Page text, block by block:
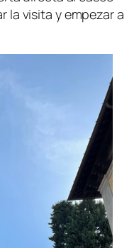
la visita y empezar a